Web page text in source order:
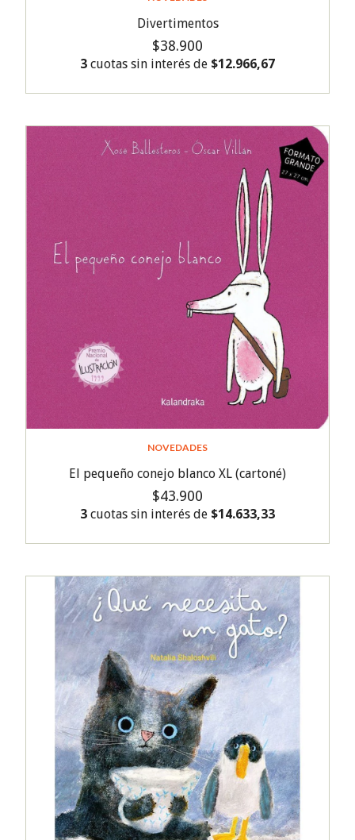
Divertimentos
$38.900
3 cuotas sin interés de $12.966,67
NOVEDADES
El pequeño conejo blanco XL (cartoné)
$43.900
3 cuotas sin interés de $14.633,33